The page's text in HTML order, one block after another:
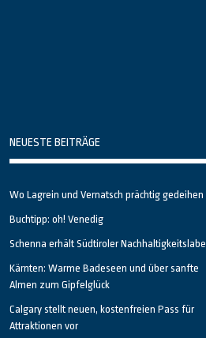
NEUESTE BEITRÄGE
Wo Lagrein und Vernatsch prächtig gedeihen
Buchtipp: oh! Venedig
Schenna erhält Südtiroler Nachhaltigkeitslabel
Kärnten: Warme Badeseen und über sanfte
Almen zum Gipfelglück
Calgary stellt neuen, kostenfreien Pass für
Attraktionen vor